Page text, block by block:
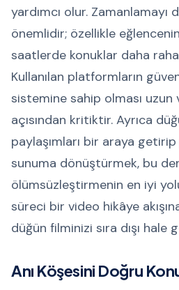
yardımcı olur.
önemlidir; özellikle
saatlerde konuklar daha
Kullanılan platformların
sistemine sahip olması uzun
açısından kritiktir. Ayrıca
paylaşımları bir araya
sunuma dönüştürmek, bu
ölümsüzleştirmenin en iyi
süreci bir video hikâye
düğün filminizi sıra dışı hale
Anı Köşesini Doğru